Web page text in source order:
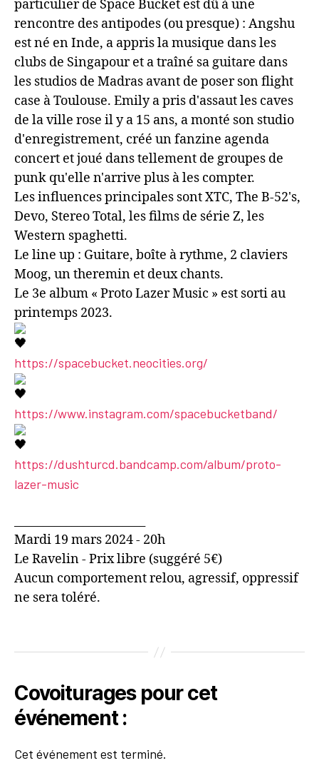
particulier de Space Bucket est dû à une
rencontre des antipodes (ou presque) : Angshu
est né en Inde, a appris la musique dans les
clubs de Singapour et a traîné sa guitare dans
les studios de Madras avant de poser son flight
case à Toulouse. Emily a pris d'assaut les caves
de la ville rose il y a 15 ans, a monté son studio
d'enregistrement, créé un fanzine agenda
concert et joué dans tellement de groupes de
punk qu'elle n'arrive plus à les compter.
Les influences principales sont XTC, The B-52's,
Devo, Stereo Total, les films de série Z, les
Western spaghetti.
Le line up : Guitare, boîte à rythme, 2 claviers
Moog, un theremin et deux chants.
Le 3e album « Proto Lazer Music » est sorti au
printemps 2023.
https://spacebucket.neocities.org/
https://www.instagram.com/spacebucketband/
https://dushturcd.bandcamp.com/album/proto-
lazer-music
Mardi 19 mars 2024 - 20h
Le Ravelin - Prix libre (suggéré 5€)
Aucun comportement relou, agressif, oppressif
ne sera toléré.
Covoiturages pour cet
événement :
Cet événement est terminé.